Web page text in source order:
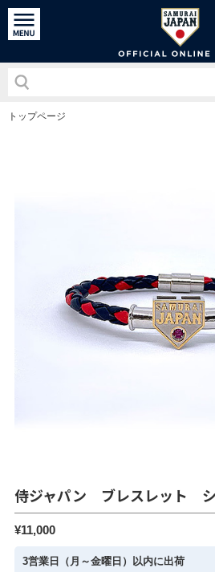
トップページ
侍ジャパン ブレスレット
¥11,000
3営業日（月～金曜日）以内に出荷